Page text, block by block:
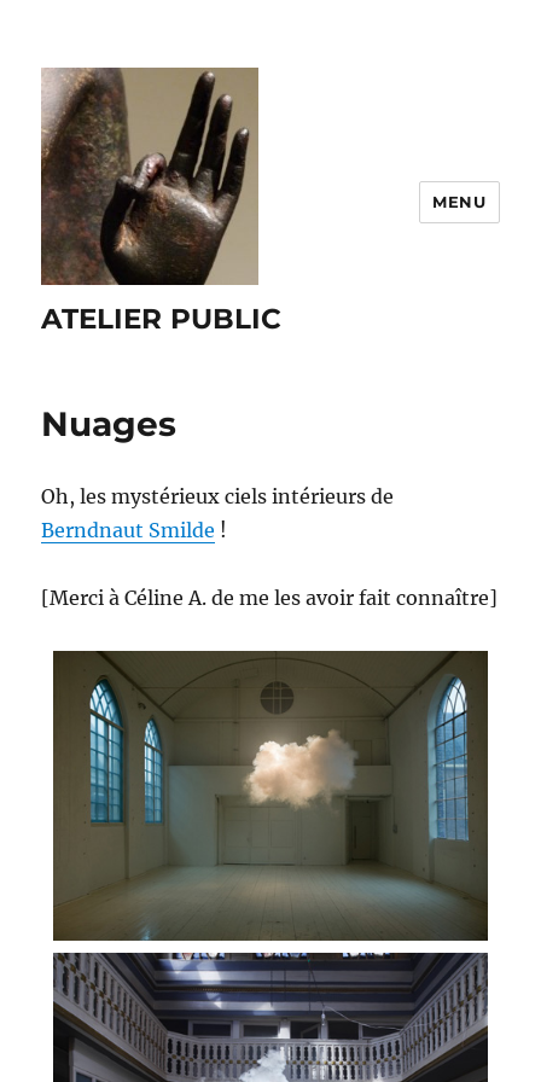
ATELIER PUBLIC
MENU
Nuages
Oh, les mystérieux ciels intérieurs de
Berndnaut Smilde !
[Merci à Céline A. de me les avoir fait connaître]